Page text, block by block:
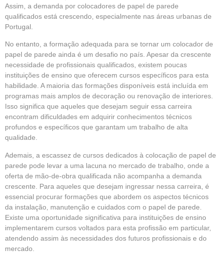
Assim, a demanda por colocadores de papel de parede
qualificados está crescendo, especialmente nas áreas urbanas de
Portugal.
No entanto, a formação adequada para se tornar um colocador de
papel de parede ainda é um desafio no país. Apesar da crescente
necessidade de profissionais qualificados, existem poucas
instituições de ensino que oferecem cursos específicos para esta
habilidade. A maioria das formações disponíveis está incluída em
programas mais amplos de decoração ou renovação de interiores.
Isso significa que aqueles que desejam seguir essa carreira
encontram dificuldades em adquirir conhecimentos técnicos
profundos e específicos que garantam um trabalho de alta
qualidade.
Ademais, a escassez de cursos dedicados à colocação de papel de
parede pode levar a uma lacuna no mercado de trabalho, onde a
oferta de mão-de-obra qualificada não acompanha a demanda
crescente. Para aqueles que desejam ingressar nessa carreira, é
essencial procurar formações que abordem os aspectos técnicos
da instalação, manutenção e cuidados com o papel de parede.
Existe uma oportunidade significativa para instituições de ensino
implementarem cursos voltados para esta profissão em particular,
atendendo assim às necessidades dos futuros profissionais e do
mercado.